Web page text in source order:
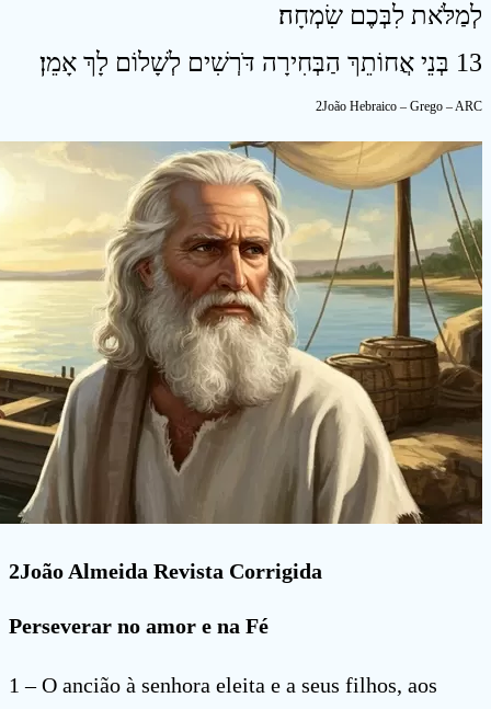
לְמַלֹּאת לִבְּכֶם שִׂמְחָה׃
13 בְּנֵי אֲחוֹתֵךְ הַבְּחִירָה דֹּרְשִׁים לְשָׁלוֹם לָךְ אָמֵן׃
2João Hebraico – Grego – ARC
2João Almeida Revista Corrigida
Perseverar no amor e na Fé
1 – O ancião à senhora eleita e a seus filhos, aos